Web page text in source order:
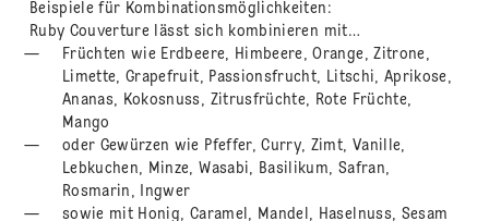
Beispiele für Kombinationsmöglichkeiten:
Ruby Couverture lässt sich kombinieren mit…
Früchten wie Erdbeere, Himbeere, Orange, Zitrone,
Limette, Grapefruit, Passionsfrucht, Litschi, Aprikose,
Ananas, Kokosnuss, Zitrusfrüchte, Rote Früchte,
Mango
oder Gewürzen wie Pfeffer, Curry, Zimt, Vanille,
Lebkuchen, Minze, Wasabi, Basilikum, Safran,
Rosmarin, Ingwer
sowie mit Honig, Caramel, Mandel, Haselnuss, Sesam